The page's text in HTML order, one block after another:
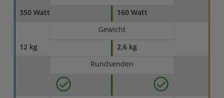
350 Watt
160 Watt
Gewicht
12 kg
2,6 kg
Rundsenden